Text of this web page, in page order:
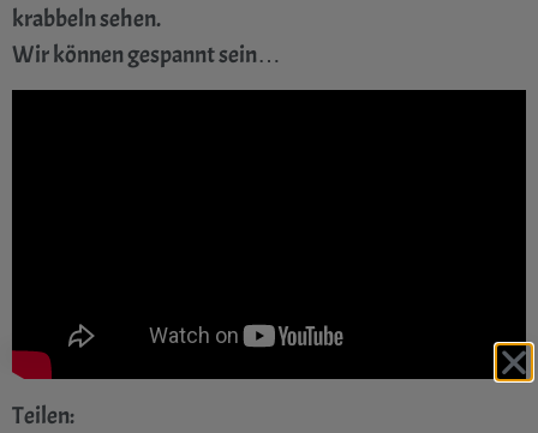
krabbeln sehen.
Wir können gespannt sein…
Teilen: